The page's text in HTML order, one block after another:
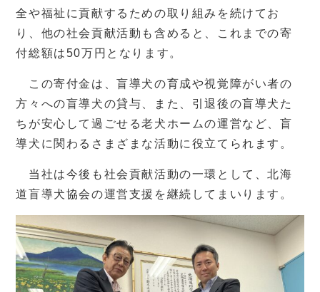
全や福祉に貢献するための取り組みを続けてお
り、他の社会貢献活動も含めると、これまでの寄
付総額は50万円となります。
この寄付金は、盲導犬の育成や視覚障がい者の
方々への盲導犬の貸与、また、引退後の盲導犬た
ちが安心して過ごせる老犬ホームの運営など、盲
導犬に関わるさまざまな活動に役立てられます。
当社は今後も社会貢献活動の一環として、北海
道盲導犬協会の運営支援を継続してまいります。